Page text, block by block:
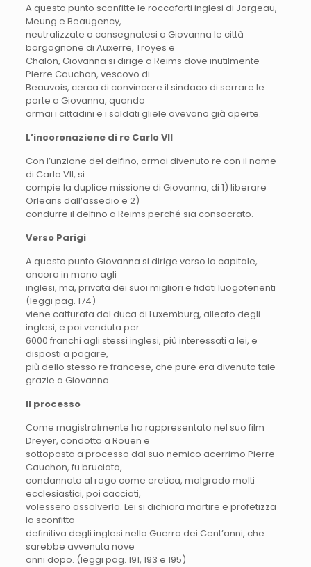
A questo punto sconfitte le roccaforti inglesi di Jargeau,
Meung e Beaugency,
neutralizzate o consegnatesi a Giovanna le città
borgognone di Auxerre, Troyes e
Chalon, Giovanna si dirige a Reims dove inutilmente
Pierre Cauchon, vescovo di
Beauvois, cerca di convincere il sindaco di serrare le
porte a Giovanna, quando
ormai i cittadini e i soldati gliele avevano già aperte.
L’incoronazione di re Carlo VII
Con l’unzione del delfino, ormai divenuto re con il nome
di Carlo VII, si
compie la duplice missione di Giovanna, di 1) liberare
Orleans dall’assedio e 2)
condurre il delfino a Reims perché sia consacrato.
Verso Parigi
A questo punto Giovanna si dirige verso la capitale,
ancora in mano agli
inglesi, ma, privata dei suoi migliori e fidati luogotenenti
(leggi pag. 174)
viene catturata dal duca di Luxemburg, alleato degli
inglesi, e poi venduta per
6000 franchi agli stessi inglesi, più interessati a lei, e
disposti a pagare,
più dello stesso re francese, che pure era divenuto tale
grazie a Giovanna.
Il processo
Come magistralmente ha rappresentato nel suo film
Dreyer, condotta a Rouen e
sottoposta a processo dal suo nemico acerrimo Pierre
Cauchon, fu bruciata,
condannata al rogo come eretica, malgrado molti
ecclesiastici, poi cacciati,
volessero assolverla. Lei si dichiara martire e profetizza
la sconfitta
definitiva degli inglesi nella Guerra dei Cent’anni, che
sarebbe avvenuta nove
anni dopo. (leggi pag. 191, 193 e 195)